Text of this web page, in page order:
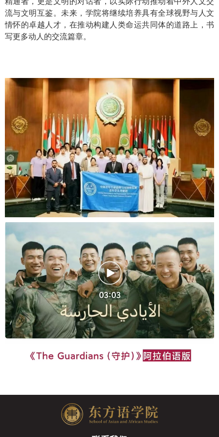
流与文明互鉴。未来，学院将继续培养具有全球视野与人文
情怀的卓越人才，在推动构建 人类命运共同体的道路上，书
写更多动人的交流篇章。